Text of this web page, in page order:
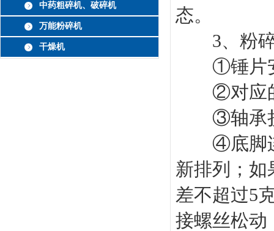
中药粗碎机、破碎机
万能粉碎机
干燥机
态。
3、粉碎
①锤片安
②对应的
③轴承损
④底脚连
新排列；
差不超过5
接螺丝松动